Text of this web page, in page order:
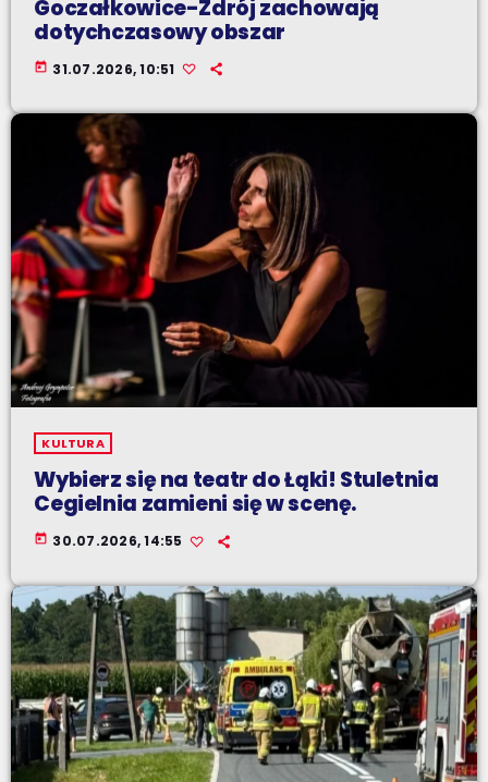
Goczałkowice-Zdrój zachowają
dotychczasowy obszar
today 31.07.2026, 10:51
KULTURA
Wybierz się na teatr do Łąki! Stuletnia
Cegielnia zamieni się w scenę.
today 30.07.2026, 14:55